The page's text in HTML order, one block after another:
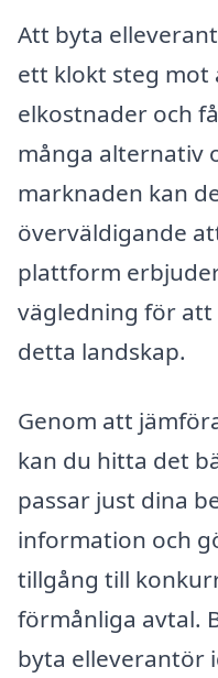
Att byta
ett klokt steg mot
elkostnader och
många alternativ
marknaden kan
överväldigande
plattform
vägledning för
detta landskap.
Genom att
kan du hitta det
passar just dina
information och
tillgång till
förmånliga avtal.
byta elleverantör